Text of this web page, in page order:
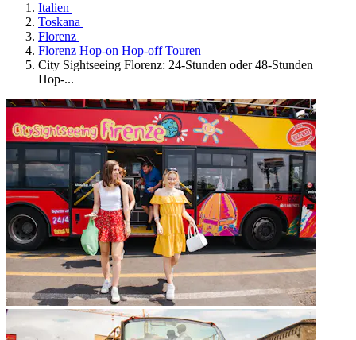
Italien
Toskana
Florenz
Florenz Hop-on Hop-off Touren
City Sightseeing Florenz: 24-Stunden oder 48-Stunden
Hop-...